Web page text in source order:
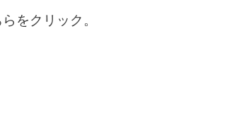
をクリック。